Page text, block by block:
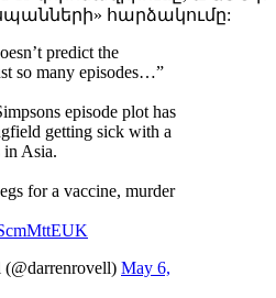
հարձակումը:
predict the
so many episodes…”
episode plot has
getting sick with a
in Asia.
for a vaccine, murder
May 6,